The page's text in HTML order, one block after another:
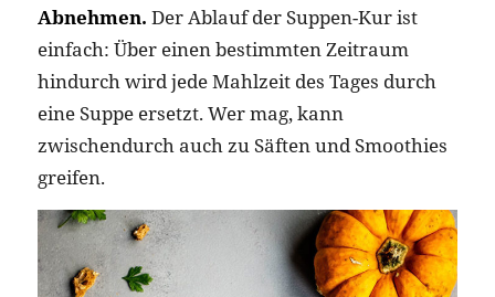
Abnehmen. Der Ablauf der Suppen-Kur ist
einfach: Über einen bestimmten Zeitraum
hindurch wird jede Mahlzeit des Tages durch
eine Suppe ersetzt. Wer mag, kann
zwischendurch auch zu Säften und Smoothies
greifen.